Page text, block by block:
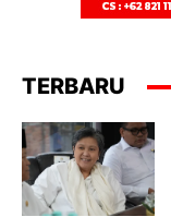
TERBARU